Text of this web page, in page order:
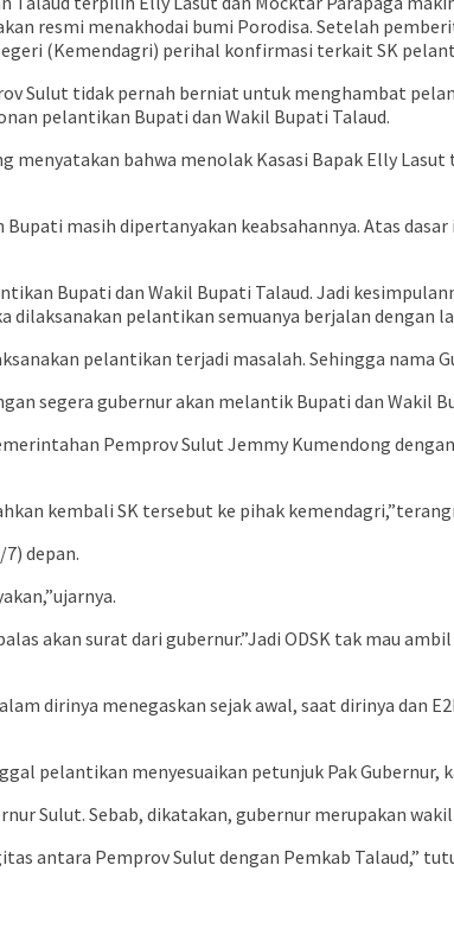
resmi menakhodai bumi Porodisa. Setelah
(Kemendagri) perihal konfirmasi terkait SK
Sulut tidak pernah berniat untuk menghambat
pelantikan Bupati dan Wakil Bupati Talaud.
bahwa menolak Kasasi Bapak Elly
masih dipertanyakan keabsahannya. Atas
Bupati dan Wakil Bupati Talaud. Jadi
pelantikan semuanya berjalan dengan
pelantikan terjadi masalah. Sehingga nama
segera gubernur akan melantik Bupati dan Wakil
Pemprov Sulut Jemmy Kumendong
kembali SK tersebut ke pihak
depan.
akan surat dari gubernur.”Jadi ODSK tak mau
dirinya menegaskan sejak awal, saat dirinya dan
pelantikan menyesuaikan petunjuk Pak Gubernur,
Sulut. Sebab, dikatakan, gubernur merupakan
antara Pemprov Sulut dengan Pemkab Talaud,”